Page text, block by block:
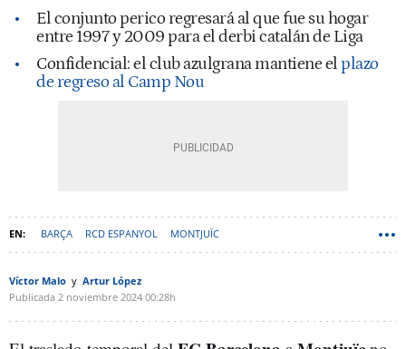
El conjunto perico regresará al que fue su hogar
entre 1997 y 2009 para el derbi catalán de Liga
Confidencial: el club azulgrana mantiene elplazo
de regreso al Camp Nou
BARÇA RCD ESPANYOL MONTJUÏC
Víctor Malo
Artur López
Publicada 2 noviembre 2024 00:28h